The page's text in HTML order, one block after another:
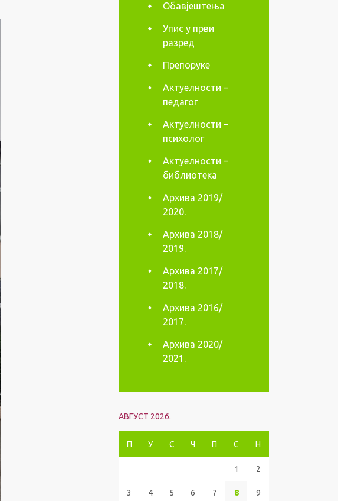
Обавјештења
Упис у први
разред
Препоруке
Актуелности –
педагог
Актуелности –
психолог
Актуелности –
библиотека
Архива 2019/
2020.
Архива 2018/
2019.
Архива 2017/
2018.
Архива 2016/
2017.
Архива 2020/
2021.
АВГУСТ 2026.
П У С Ч П С Н
1 2
3 4 5 6 7 8 9